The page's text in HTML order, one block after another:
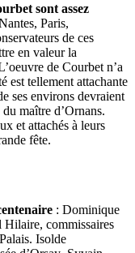
sont assez
Paris,
de ces
en valeur la
de Courbet n’a
est tellement attachante
ses environs devraient
maître d’Ornans.
et attachés à leurs
fête.
: Dominique
commissaires
Isolde